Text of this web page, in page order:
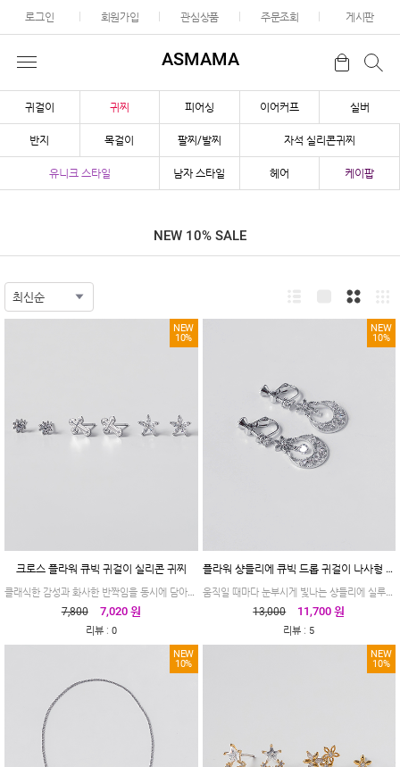
로그인 회원가입 관심상품 주문조회 게시판
ASMAMA
귀걸이 귀찌 피어싱 이어커프 실버
반지 목걸이 팔찌/발찌 자석 실리콘귀찌
유니크 스타일 남자 스타일 헤어 케이팝
NEW 10% SALE
NEW
10%
크로스 플라워 큐빅 귀걸이 실리콘 귀찌
클래식한 감성과 화사한 반짝임을 동시에 담아낸 귀걸이 실리콘 귀찌입니다
7,800
7,020 원
리뷰: 0
NEW
10%
플라워 샹들리에 큐빅 드롭 귀걸이 나사형 귀찌
움직일 때마다 눈부시게 빛나는 샹들리에 실루엣, 로맨틱한 무드를 가득 담은 플라워 드롭 귀걸이
13,000
11,700 원
리뷰 : 5
NEW
10%
NEW
10%